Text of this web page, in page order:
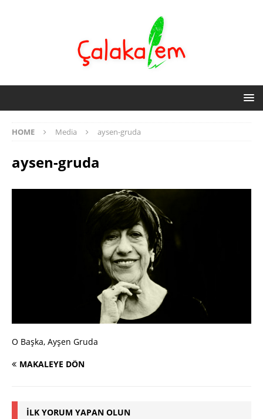
HOME Media aysen-gruda
aysen-gruda
O Başka, Ayşen Gruda
MAKALEYE DÖN
İLK YORUM YAPAN OLUN